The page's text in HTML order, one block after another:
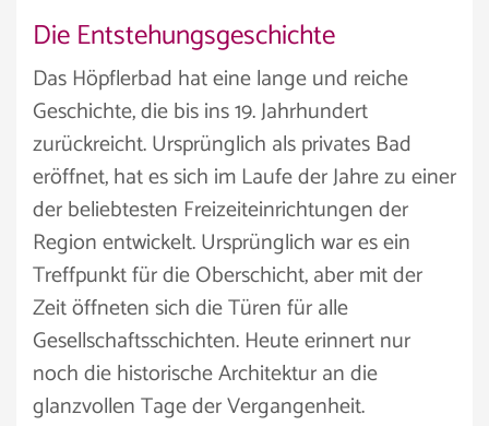
Die Entstehungsgeschichte
Das Höpflerbad hat eine lange und reiche
Geschichte, die bis ins 19. Jahrhundert
zurückreicht. Ursprünglich als privates Bad
eröffnet, hat es sich im Laufe der Jahre zu einer
der beliebtesten Freizeiteinrichtungen der
Region entwickelt. Ursprünglich war es ein
Treffpunkt für die Oberschicht, aber mit der
Zeit öffneten sich die Türen für alle
Gesellschaftsschichten. Heute erinnert nur
noch die historische Architektur an die
glanzvollen Tage der Vergangenheit.